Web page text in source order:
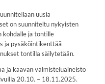
uusia
on suunniteltu nykyisten
kohdalle ja tontille
ja pysäköintikenttää
tontilla säilytetään.
ja kaavan valmisteluaineisto
20.10. – 18.11.2025.